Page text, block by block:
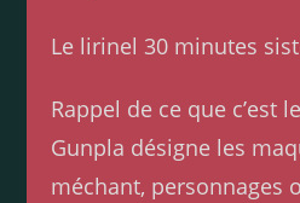
Le lirinel 30 minutes
Rappel de ce que c’est
Gunpla désigne les
méchant, personnages